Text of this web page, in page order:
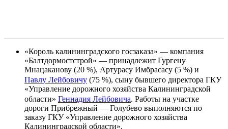
«Король калининградского госзаказа» — компания
«Балтдормостстрой» — принадлежит Гургену
Мнацаканову (20 %), Артурасу Имбрасасу (5 %) и
Павлу Лейбовичу (75 %), сыну бывшего директора ГКУ
«Управление дорожного хозяйства Калининградской
области» Геннадия Лейбовича. Работы на участке
дороги Прибрежный — Голубево выполняются по
заказу ГКУ «Управление дорожного хозяйства
Калининградской области».